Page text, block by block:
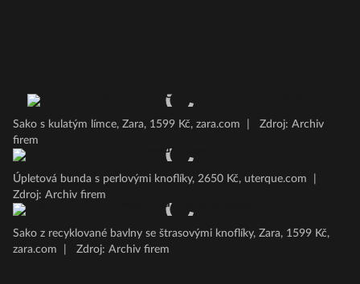
Sako s kulatým límce, Zara, 1599 Kč, zara.com
Zdroj: Archiv
firem
Úpletová bunda s perlovými knoflíky, 2650 Kč, uterque.com
Zdroj: Archiv firem
Sako z recyklované bavlny se štrasovými knoflíky, Zara, 1599 Kč,
zara.com
Zdroj: Archiv firem